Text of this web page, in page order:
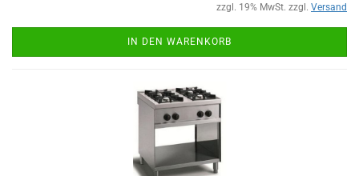
zzgl. 19% MwSt. zzgl. Versand
IN DEN WARENKORB